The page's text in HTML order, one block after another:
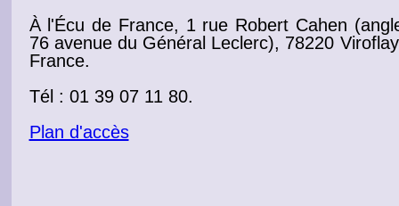
À l'Écu de France, 1 rue Robert Cahen
76 avenue du Général Leclerc), 78220
France.
Tél : 01 39 07 11 80.
Plan d'accès